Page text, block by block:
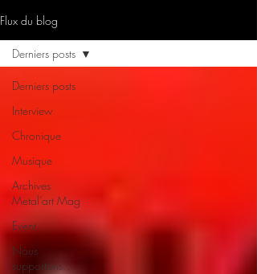
Flux du blog
Derniers posts
Interview
Chronique
Musique
Archives
Metal’art Mag
Event
Nous
supportons…
Derniers posts